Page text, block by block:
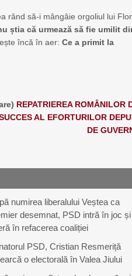
rând să-i mângâie orgoliul lui
știa că urmează să fie umilit
încă în aer:Ce a primit la
REPATRIEREA ROMÂNILOR
AL EFORTURILOR
DE
numirea liberalului Veștea ca
desemnat, PSD intră în joc și
în refacerea coaliției
PSD, Cristian Resmeriță
o electorală în Valea Jiului